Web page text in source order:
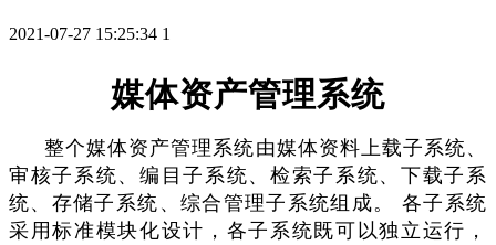
2021-07-27 15:25:34 1
媒体资产管理系统
整个媒体资产管理系统由媒体资料上载子系统、
审核子系统、编目子系统、检索子系统、下载子系
统、存储子系统、综合管理子系统组成。 各子系统
采用标准模块化设计，各子系统既可以独立运行，